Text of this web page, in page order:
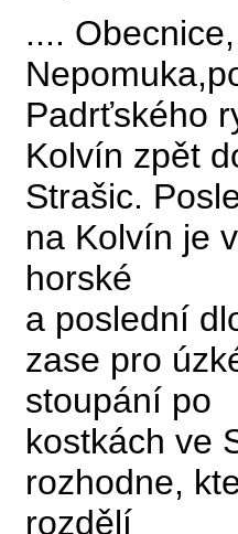
....
Padrťského
Kolvín zpět
Strašic.
na Kolvín je
horské
a poslední
zase pro
stoupání po
kostkách ve
rozhodne,
rozdělí